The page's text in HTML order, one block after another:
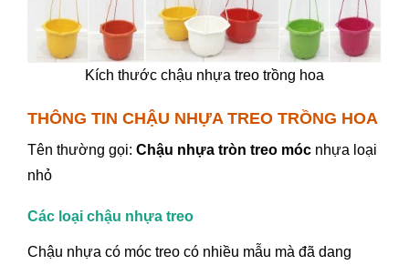
Kích thước chậu nhựa treo trồng hoa
THÔNG TIN CHẬU NHỰA TREO TRỒNG HOA
Tên thường gọi: Chậu nhựa tròn treo móc nhựa loại
nhỏ
Các loại chậu nhựa treo
Chậu nhựa có móc treo có nhiều mẫu mà đã dang